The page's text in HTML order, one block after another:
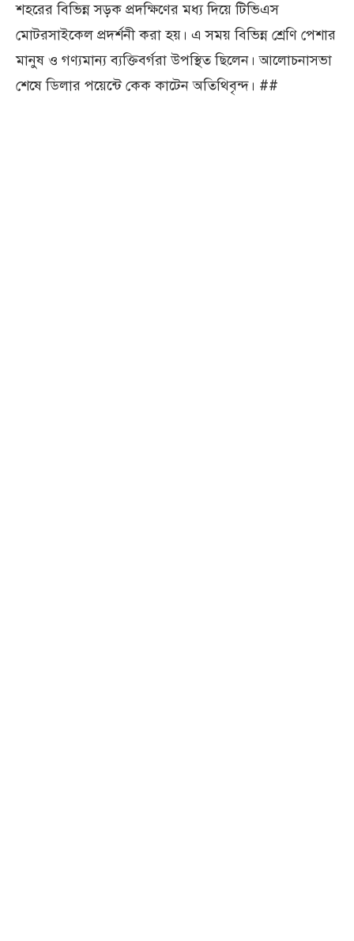
শহরের বিভিন্ন সড়ক প্রদক্ষিণের মধ্য দিয়ে টিভিএস
মোটরসাইকেল প্রদর্শনী করা হয়। এ সময় বিভিন্ন শ্রেণি পেশার
মানুষ ও গণ্যমান্য ব্যক্তিবর্গরা উপস্থিত ছিলেন। আলোচনাসভা
শেষে ডিলার পয়েন্টে কেক কাটেন অতিথিবৃন্দ। ##